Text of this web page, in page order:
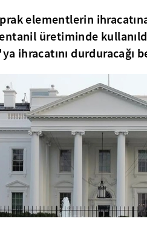
elementlerin
üretiminde
ihracatını durduracağı